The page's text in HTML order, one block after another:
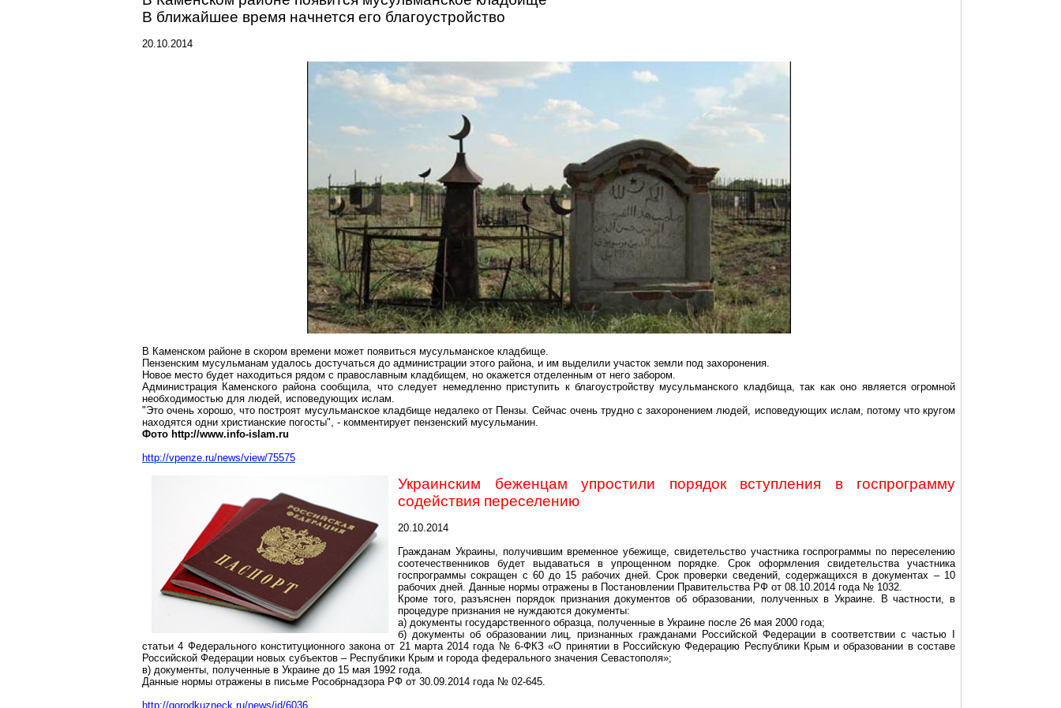
В ближайшее время начнется его благоустройство
20.10.2014
В Каменском районе в скором времени может появиться мусульманское кладбище.
Пензенским мусульманам удалось достучаться до администрации этого района, и им выделили участок земли под захоронения.
Новое место будет находиться рядом с православным кладбищем, но окажется отделенным от него забором.
Администрация Каменского района сообщила, что следует немедленно приступить к благоустройству мусульманского кладбища, так как оно является огромной
необходимостью для людей, исповедующих ислам.
"Это очень хорошо, что построят мусульманское кладбище недалеко от Пензы. Сейчас очень трудно с захоронением людей, исповедующих ислам, потому что кругом
находятся одни христианские погосты", - комментирует пензенский мусульманин.
Фото http://www.info-islam.ru
http://vpenze.ru/news/view/75575
Украинским беженцам упростили порядок вступления в госпрограмму
содействия переселению
20.10.2014
Гражданам Украины, получившим временное убежище, свидетельство участника госпрограммы по переселению
соотечественников будет выдаваться в упрощенном порядке. Срок оформления свидетельства участника
госпрограммы сокращен с 60 до 15 рабочих дней. Срок проверки сведений, содержащихся в документах – 10
рабочих дней. Данные нормы отражены в Постановлении Правительства РФ от 08.10.2014 года № 1032.
Кроме того, разъяснен порядок признания документов об образовании, полученных в Украине. В частности, в
процедуре признания не нуждаются документы:
а) документы государственного образца, полученные в Украине после 26 мая 2000 года;
б) документы об образовании лиц, признанных гражданами Российской Федерации в соответствии с частью I
статьи 4 Федерального конституционного закона от 21 марта 2014 года № 6-ФКЗ «О принятии в Российскую Федерацию Республики Крым и образовании в составе
Российской Федерации новых субъектов – Республики Крым и города федерального значения Севастополя»;
в) документы, полученные в Украине до 15 мая 1992 года.
Данные нормы отражены в письме Рособрнадзора РФ от 30.09.2014 года № 02-645.
http://gorodkuzneck.ru/news/id/6036